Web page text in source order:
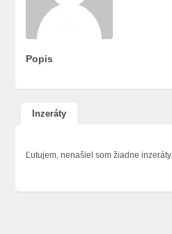
Popis
Inzeráty
Ľutujem, nenašiel som žiadne inzeráty